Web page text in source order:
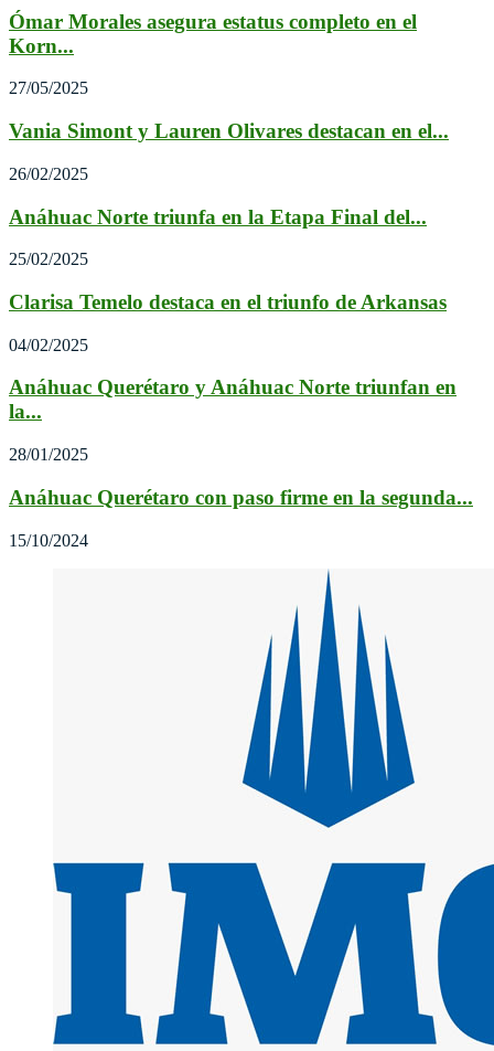
Ómar Morales asegura estatus completo en el
Korn...
27/05/2025
Vania Simont y Lauren Olivares destacan en el...
26/02/2025
Anáhuac Norte triunfa en la Etapa Final del...
25/02/2025
Clarisa Temelo destaca en el triunfo de Arkansas
04/02/2025
Anáhuac Querétaro y Anáhuac Norte triunfan en
la...
28/01/2025
Anáhuac Querétaro con paso firme en la segunda...
15/10/2024